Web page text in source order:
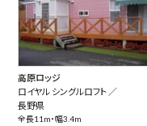
高原ロッジ
ロイヤル シングルロフト ／
長野県
全長11m・幅3.4m